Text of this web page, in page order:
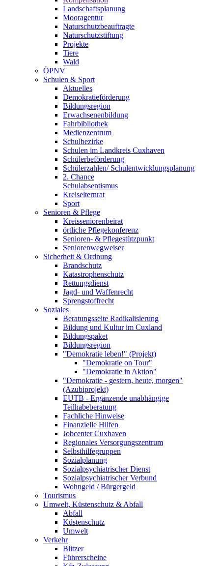
Landschaftsplanung
Mooragentur
Naturschutzbeauftragte
Naturschutzstiftung
Projekte
Tiere
Wald
ÖPNV
Schulen & Sport
Aktuelles
Demokratieförderung
Bildungsregion
Erwachsenenbildung
Fahrbibliothek
Medienzentrum
Schulbezirke
Schulen im Landkreis Cuxhaven
Schülerbeförderung
Schülerzahlen/ Schulentwicklungsplanung
2. Chance
Schulabsentismus
Kreiselternrat
Sport
Senioren & Pflege
Kreisseniorenbeirat
örtliche Pflegekonferenz
Senioren- & Pflegestützpunkt
Seniorenwegweiser
Sicherheit & Ordnung
Brandschutz
Katastrophenschutz
Rettungsdienst
Jagd- und Waffenrecht
Sprengstoffrecht
Soziales
Beratungsseite Radikalisierung
Bildung und Kultur im Cuxland
Bildungspaket
Bildungsregion
"Demokratie leben!" (Projekt)
"Demokratie on Tour"
"Demokratie in Aktion"
"Demokratie - gestern, heute, morgen"
(Azubiprojekt)
EUTB - Ergänzende unabhängige
Teilhabeberatung
Fachliche Hinweise
Finanzielle Hilfen
Jobcenter Cuxhaven
Regionales Versorgungszentrum
Selbsthilfegruppen
Sozialplanung
Sozialpsychiatrischer Dienst
Sozialpsychiatrischer Verbund
Wohngeld / Bürgergeld
Tourismus
Umwelt, Küstenschutz & Abfall
Abfall
Küstenschutz
Umwelt
Verkehr
Blitzer
Führerscheine